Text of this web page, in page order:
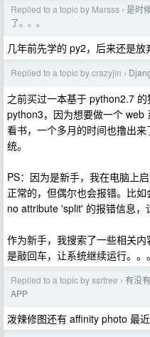
Replied to a topic by Marsss › 是时
了。。。
几年前先学的 py2，后来还是
Replied to a topic by crazyjin ›
之前买过一本基于 python2.7
python3，因为想要做一个 web
看书，一个多月的时间也撸出
统。
PS：因为是新手，我在电脑上
正常的，但偶尔也会报错。比
no attribute 'split' 的报错信息，
作为新手，我搜索了一些相关
是敲回车，让系统继续运行。。。
Replied to a topic by ssrtree › 有没
APP
泼辣修图还有 affinity photo 最